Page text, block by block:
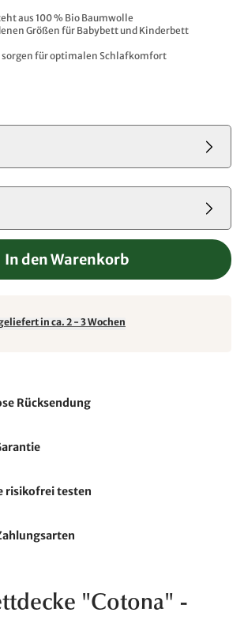
aus 100 % Bio Baumwolle
Größen für Babybett und Kinderbett
sorgen für optimalen Schlafkomfort
In den Warenkorb
in ca. 2 - 3 Wochen
Rücksendung
risikofrei testen
"Cotona" -